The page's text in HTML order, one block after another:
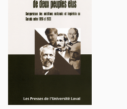
engagement envers les revues
les intellectuels québécois et
mettent en exergue une idée,
jusqu’ici inaperçue et ajoutent
de son œuvre.
de styles d’écriture (du plus
et de propos substantiels.